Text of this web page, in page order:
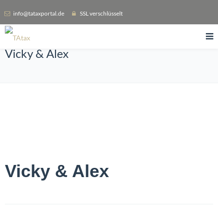
info@tataxportal.de SSL verschlüsselt
Vicky & Alex
Vicky & Alex